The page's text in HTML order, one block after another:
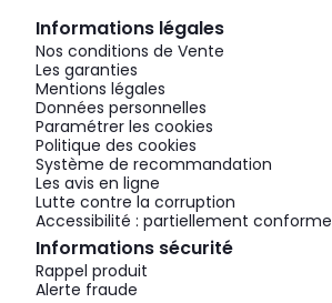
Informations légales
Nos conditions de Vente
Les garanties
Mentions légales
Données personnelles
Paramétrer les cookies
Politique des cookies
Système de recommandation
Les avis en ligne
Lutte contre la corruption
Accessibilité : partiellement conforme
Informations sécurité
Rappel produit
Alerte fraude